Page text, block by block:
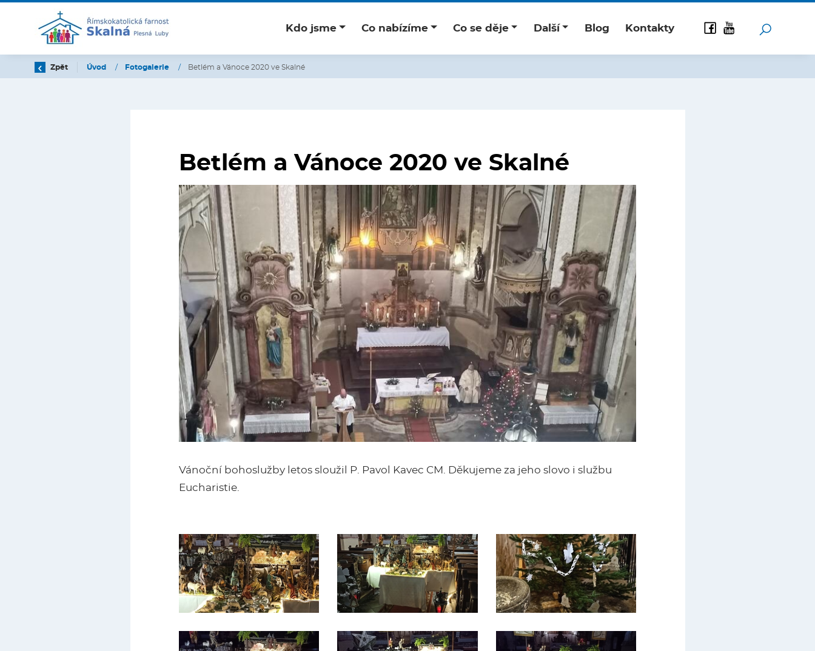
Kdo jsme Co nabízíme Co se děje Další Blog Kontakty
Zpět Úvod / Fotogalerie / Betlém a Vánoce 2020 ve Skalné
Betlém a Vánoce 2020 ve Skalné
Vánoční bohoslužby letos sloužil P. Pavol Kavec CM. Děkujeme za jeho slovo i službu
Eucharistie.